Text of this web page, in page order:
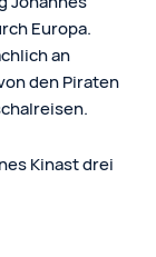
Europa.
an
den Piraten
Kinast drei